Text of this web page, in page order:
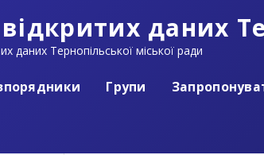
даних
даних Тернопільської міської ради
Групи